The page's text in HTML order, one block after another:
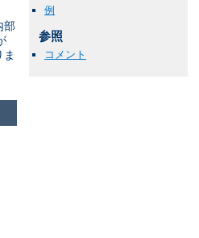
部
例
参照
コメント